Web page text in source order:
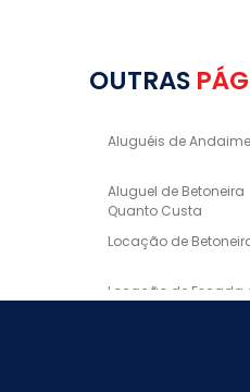
OUTRAS
Aluguéis de
Aluguel de Betoneira
Quanto Custa
Locação de
Locação de Escada